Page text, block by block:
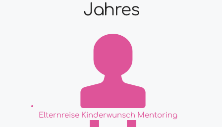
Jahres
Elternreise Kinderwunsch Mentoring